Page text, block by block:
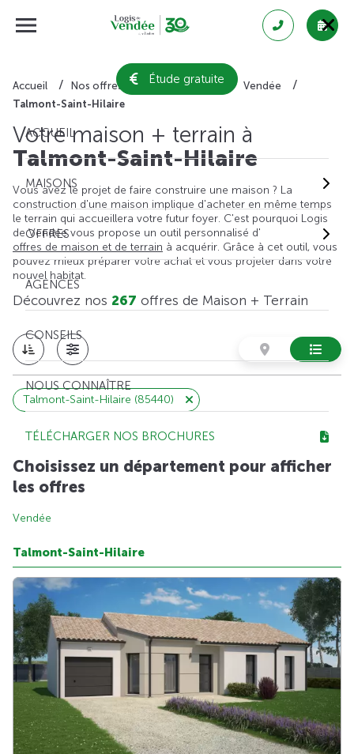
Étude gratuite
ACCUEIL
MAISONS
OFFRES
AGENCES
CONSEILS
NOUS CONNAÎTRE
TÉLÉCHARGER NOS BROCHURES
Accueil Nos offres de maison + terrain
Vendée
Talmont-Saint-Hilaire
Votre maison + terrain à
Talmont-Saint-Hilaire
Vous avez le projet de faire construire une maison ? La
construction d'une maison implique d'acheter en même temps
le terrain qui accueillera votre futur foyer. C'est pourquoi Logis
de Vendée vous propose un outil personnalisé d'
offres de maison et de terrain à acquérir. Grâce à cet outil, vous
pouvez mieux préparer votre achat et vous projeter dans votre
nouvel habitat.
Découvrez nos 267 offres de Maison + Terrain
Talmont-Saint-Hilaire (85440)
Choisissez un département pour afficher
les offres
Vendée
Talmont-Saint-Hilaire